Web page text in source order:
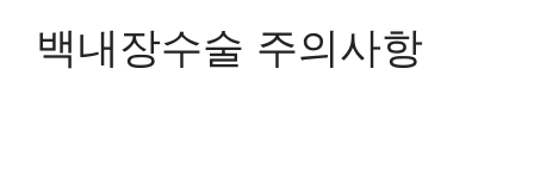
백내장수술 주의사항